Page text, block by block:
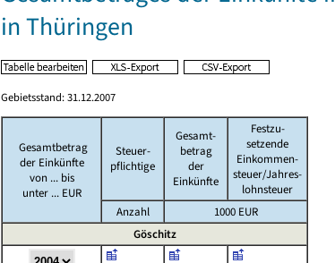
in Thüringen
Gebietsstand: 31.12.2007
Gesamtbetrag
der Einkünfte
von ... bis
unter ... EUR
Steuer-
pflichtige
Gesamt-
betrag
der
Einkünfte
Festzu-
setzende
Einkommen-
steuer/Jahres-
lohnsteuer
Anzahl
1000 EUR
Göschitz